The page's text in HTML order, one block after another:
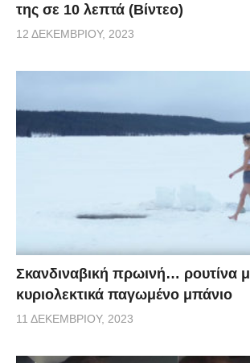
της σε 10 λεπτά (Βίντεο)
12 ΔΕΚΕΜΒΡΊΟΥ, 2023
Σκανδιναβική πρωινή… ρουτίνα
κυριολεκτικά παγωμένο μπάνιο
11 ΔΕΚΕΜΒΡΊΟΥ, 2023